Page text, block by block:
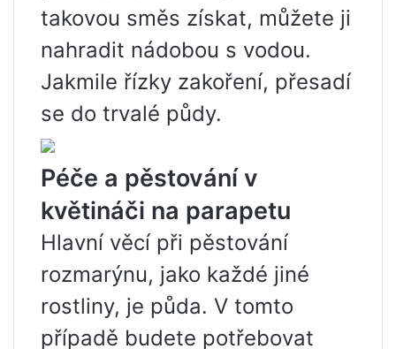
takovou směs získat, můžete ji
nahradit nádobou s vodou.
Jakmile řízky zakoření, přesadí
se do trvalé půdy.
Péče a pěstování v
květináči na parapetu
Hlavní věcí při pěstování
rozmarýnu, jako každé jiné
rostliny, je půda. V tomto
případě budete potřebovat